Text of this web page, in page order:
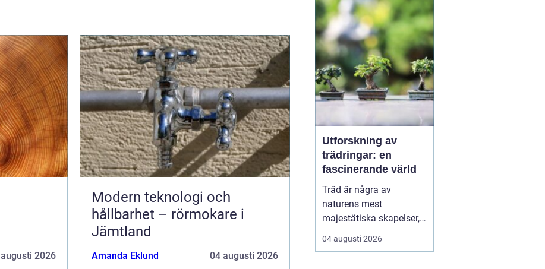
2026
Modern teknologi och
hållbarhet – rörmokare i
Jämtland
Amanda Eklund 04 augusti 2026
rörmokare är viktiga för
att s&aum...
Utforskning av
trädringar: en
fascinerande värld
Träd är några av
naturens mest
majestätiska skapelser,
och deras årliga
växande lager kan
04 augusti 2026